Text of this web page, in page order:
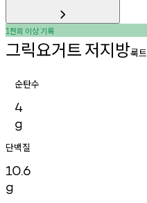
1천회 이상기록
그릭요거트저지방룩트
순탄수
4
g
단백질
10.6
g